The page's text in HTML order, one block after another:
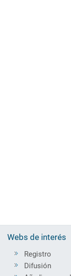
Webs de interés
Registro
Difusión